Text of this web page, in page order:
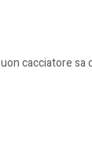
cacciatore